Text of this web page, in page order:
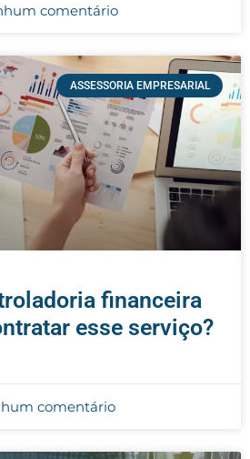
comentário
ASSESSORIA EMPRESARIAL
financeira
esse serviço?
comentário